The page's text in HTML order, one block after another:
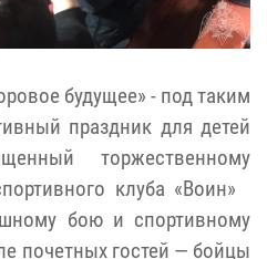
будущее» - под таким
праздник для детей
торжественному
клуба «Воин»
бою и спортивному
почетных гостей — бойцы